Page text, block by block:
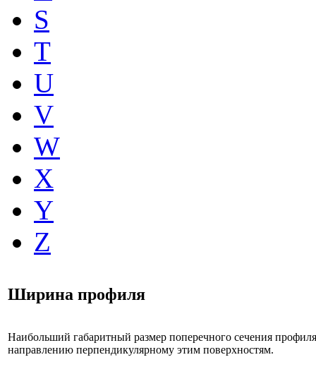
S
T
U
V
W
X
Y
Z
Ширина профиля
Наибольший габаритный размер поперечного сечения
направлению перпендикулярному этим поверхностям.